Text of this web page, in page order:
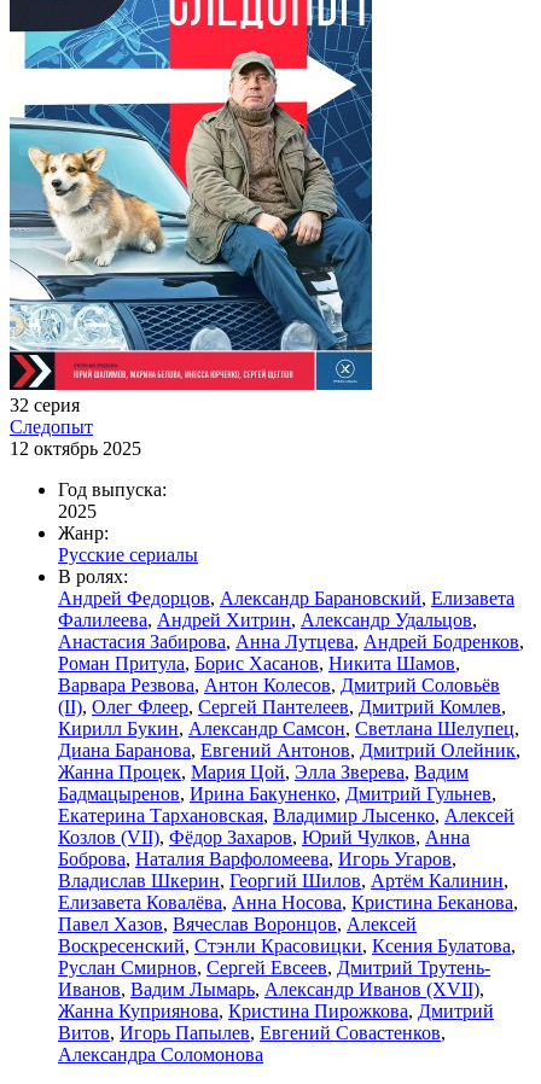
32 серия
Следопыт
12 октябрь 2025
Год выпуска:
2025
Жанр:
Русские сериалы
В ролях:
Андрей Федорцов, Александр Барановский, Елизавета
Фалилеева, Андрей Хитрин, Александр Удальцов,
Анастасия Забирова, Анна Лутцева, Андрей Бодренков,
Роман Притула, Борис Хасанов, Никита Шамов,
Варвара Резвова, Антон Колесов, Дмитрий Соловьёв
(II), Олег Флеер, Сергей Пантелеев, Дмитрий Комлев,
Кирилл Букин, Александр Самсон, Светлана Шелупец,
Диана Баранова, Евгений Антонов, Дмитрий Олейник,
Жанна Процек, Мария Цой, Элла Зверева, Вадим
Бадмацыренов, Ирина Бакуненко, Дмитрий Гульнев,
Екатерина Тархановская, Владимир Лысенко, Алексей
Козлов (VII), Фёдор Захаров, Юрий Чулков, Анна
Боброва, Наталия Варфоломеева, Игорь Угаров,
Владислав Шкерин, Георгий Шилов, Артём Калинин,
Елизавета Ковалёва, Анна Носова, Кристина Беканова,
Павел Хазов, Вячеслав Воронцов, Алексей
Воскресенский, Стэнли Красовицки, Ксения Булатова,
Руслан Смирнов, Сергей Евсеев, Дмитрий Трутень-
Иванов, Вадим Лымарь, Александр Иванов (XVII),
Жанна Куприянова, Кристина Пирожкова, Дмитрий
Витов, Игорь Папылев, Евгений Совастенков,
Александра Соломонова